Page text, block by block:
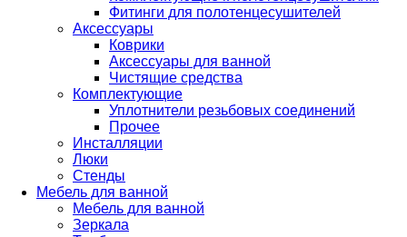
Фитинги для полотенцесушителей
Аксессуары
Коврики
Аксессуары для ванной
Чистящие средства
Комплектующие
Уплотнители резьбовых соединений
Прочее
Инсталляции
Люки
Стенды
Мебель для ванной
Мебель для ванной
Зеркала